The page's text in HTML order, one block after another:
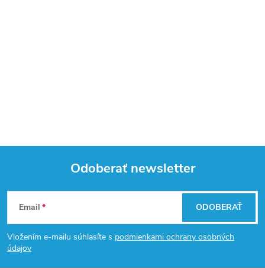
Z
á
p
Odoberať newsletter
Email
Vložením e-mailu súhlasíte s podmienkami ochrany osobných
údajov
ODOBERAŤ